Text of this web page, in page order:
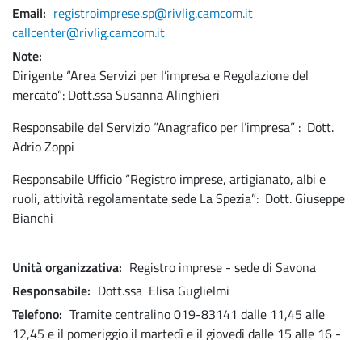
Email
registroimprese.sp@rivlig.camcom.it
callcenter@rivlig.camcom.it
Note
Dirigente “Area Servizi per l’impresa e Regolazione del
mercato”: Dott.ssa Susanna Alinghieri
Responsabile del Servizio “Anagrafico per l’impresa” : Dott.
Adrio Zoppi
Responsabile Ufficio “Registro imprese, artigianato, albi e
ruoli, attività regolamentate sede La Spezia”: Dott. Giuseppe
Bianchi
Unità organizzativa Registro imprese - sede di Savona
Responsabile Dott.ssa Elisa Guglielmi
Telefono Tramite centralino 019-83141 dalle 11,45 alle
12,45 e il pomeriggio il martedì e il giovedì dalle 15 alle 16 -